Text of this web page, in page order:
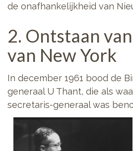
de onafhankelijkheid van
2. Ontstaan
van New York
In december 1961 bood de
generaal U Thant, die als
secretaris-generaal was